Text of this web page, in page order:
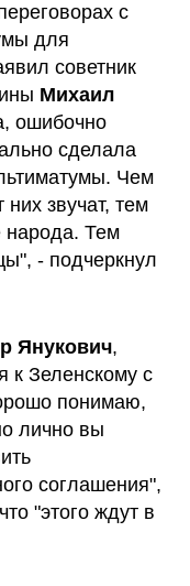
с
для
советник
Михаил
ошибочно
сделала
Чем
звучат, тем
народа. Тем
- подчеркнул
Янукович,
Зеленскому с
понимаю,
лично вы
соглашения",
"этого ждут в